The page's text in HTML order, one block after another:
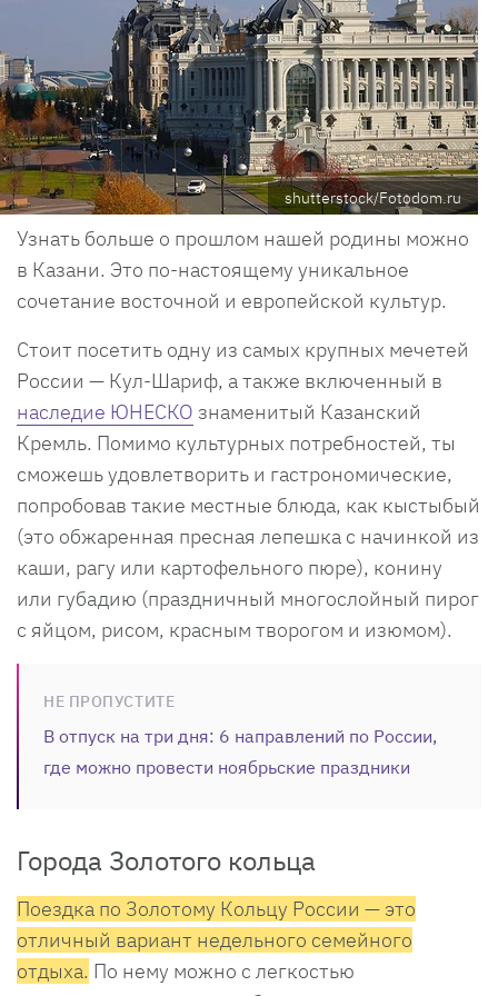
shutterstock/Fotodom.ru
Узнать больше о прошлом нашей родины можно
в Казани. Это по-настоящему уникальное
сочетание восточной и европейской культур.
Стоит посетить одну из самых крупных мечетей
России — Кул-Шариф, а также включенный в
наследие ЮНЕСКО знаменитый Казанский
Кремль. Помимо культурных потребностей, ты
сможешь удовлетворить и гастрономические,
попробовав такие местные блюда, как кыстыбый
(это обжаренная пресная лепешка с начинкой из
каши, рагу или картофельного пюре), конину
или губадию (праздничный многослойный пирог
с яйцом, рисом, красным творогом и изюмом).
НЕ ПРОПУСТИТЕ
В отпуск на три дня: 6 направлений по России,
где можно провести ноябрьские праздники
Города Золотого кольца
Поездка по Золотому Кольцу России — это
отличный вариант недельного семейного
отдыха. По нему можно с легкостью